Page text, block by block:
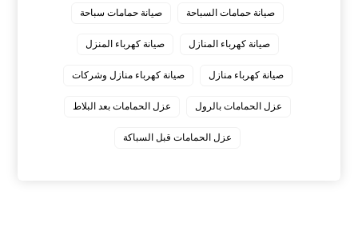
صيانة حمامات السباحة صيانة حمامات سباحة
صيانة كهرباء المنازل صيانة كهرباء المنزل
صيانة كهرباء منازل صيانة كهرباء منازل وشركات
عزل الحمامات بالرول عزل الحمامات بعد البلاط
عزل الحمامات قبل السباكة